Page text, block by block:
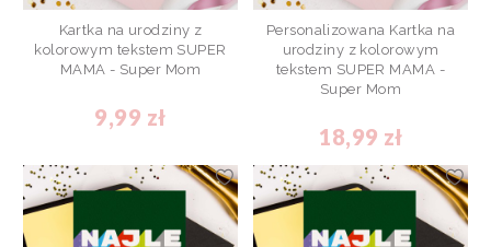
Kartka na urodziny z
kolorowym tekstem SUPER
MAMA - Super Mom
9,99 zł
Personalizowana Kartka na
urodziny z kolorowym
tekstem SUPER MAMA -
Super Mom
18,99 zł